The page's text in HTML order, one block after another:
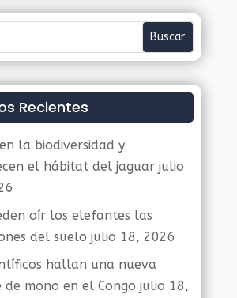
Recientes
la biodiversidad y
el hábitat del jaguar julio
oír los elefantes las
del suelo julio 18, 2026
hallan una nueva
de mono en el Congo julio 18,